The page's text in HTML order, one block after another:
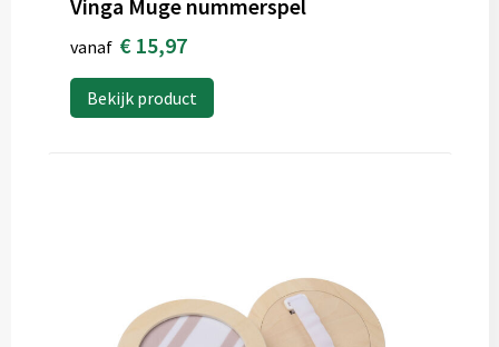
Vinga Muge nummerspel
vanaf € 15,97
Bekijk product